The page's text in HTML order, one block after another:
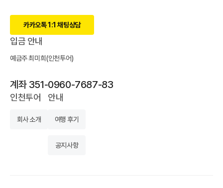
카카오톡 1:1 채팅상담
입금 안내
예금주 최미희(인천투어)
계좌 351-0960-7687-83
인천투어
회사 소개
안내
여행 후기
공지사항